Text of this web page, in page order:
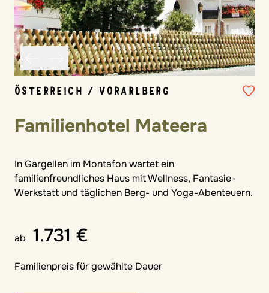
ÖSTERREICH / VORARLBERG
Familienhotel Mateera
In Gargellen im Montafon wartet ein
familienfreundliches Haus mit Wellness, Fantasie-
Werkstatt und täglichen Berg- und Yoga-Abenteuern.
ab 1.731 €
Familienpreis für gewählte Dauer